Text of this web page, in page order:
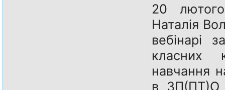
20
Наталія
вебінарі
класних
навчання
в ЗП(ПТ)О